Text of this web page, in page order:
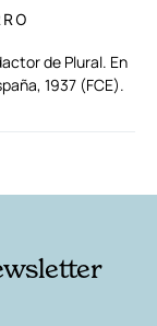
de Plural. En
1937 (FCE).